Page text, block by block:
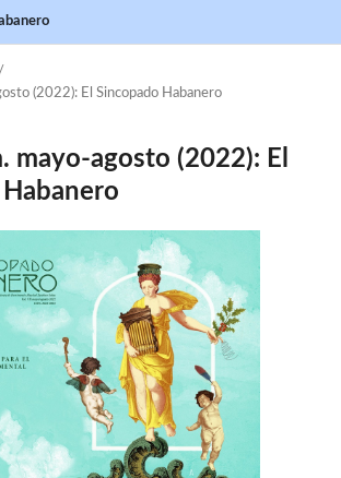
(2022): El Sincopado Habanero
mayo-agosto (2022): El